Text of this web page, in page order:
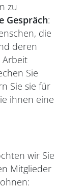
zu
Gespräch:
die
deren
Arbeit
Sie
Sie sie für
ihnen eine
wir Sie
Mitglieder